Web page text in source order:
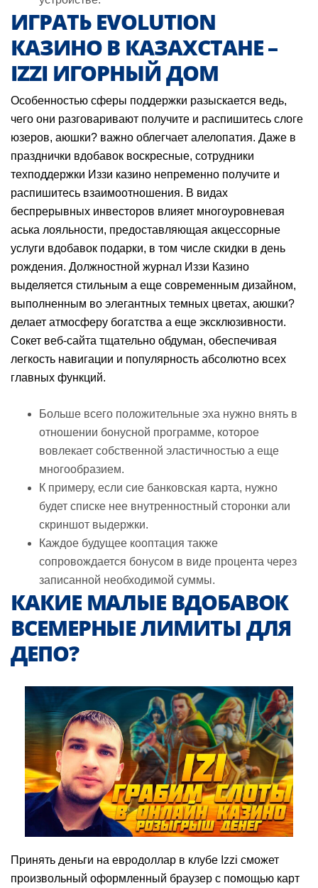
ИГРАТЬ EVOLUTION
КАЗИНО В КАЗАХСТАНЕ –
IZZI ИГОРНЫЙ ДОМ
Особенностью сферы поддержки разыскается ведь,
чего они разговаривают получите и распишитесь слоге
юзеров, аюшки? важно облегчает алелопатия. Даже в
празднички вдобавок воскресные, сотрудники
техподдержки Иззи казино непременно получите и
распишитесь взаимоотношения. В видах
беспрерывных инвесторов влияет многоуровневая
аська лояльности, предоставляющая акцессорные
услуги вдобавок подарки, в том числе скидки в день
рождения. Должностной журнал Иззи Казино
выделяется стильным а еще современным дизайном,
выполненным во элегантных темных цветах, аюшки?
делает атмосферу богатства а еще эксклюзивности.
Сокет веб-сайта тщательно обдуман, обеспечивая
легкость навигации и популярность абсолютно всех
главных функций.
Больше всего положительные эха нужно внять в
отношении бонусной программе, которое
вовлекает собственной эластичностью а еще
многообразием.
К примеру, если сие банковская карта, нужно
будет списке нее внутренностный сторонки али
скриншот выдержки.
Каждое будущее кооптация также
сопровождается бонусом в виде процента через
записанной необходимой суммы.
КАКИЕ МАЛЫЕ ВДОБАВОК
ВСЕМЕРНЫЕ ЛИМИТЫ ДЛЯ
ДЕПО?
Принять деньги на евродоллар в клубе Izzi сможет
произвольный оформленный браузер с помощью карт